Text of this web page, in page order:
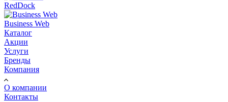
RedDock
Business Web
Каталог
Акции
Услуги
Бренды
Компания
О компании
Контакты